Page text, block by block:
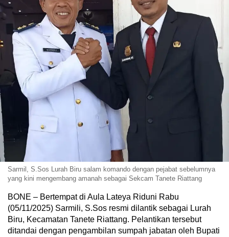
Sarmil, S.Sos Lurah Biru salam komando dengan pejabat sebelumnya
yang kini mengembang amanah sebagai Sekcam Tanete Riattang
BONE – Bertempat di Aula Lateya Riduni Rabu
(05/11/2025) Sarmili, S.Sos resmi dilantik sebagai Lurah
Biru, Kecamatan Tanete Riattang. Pelantikan tersebut
ditandai dengan pengambilan sumpah jabatan oleh Bupati